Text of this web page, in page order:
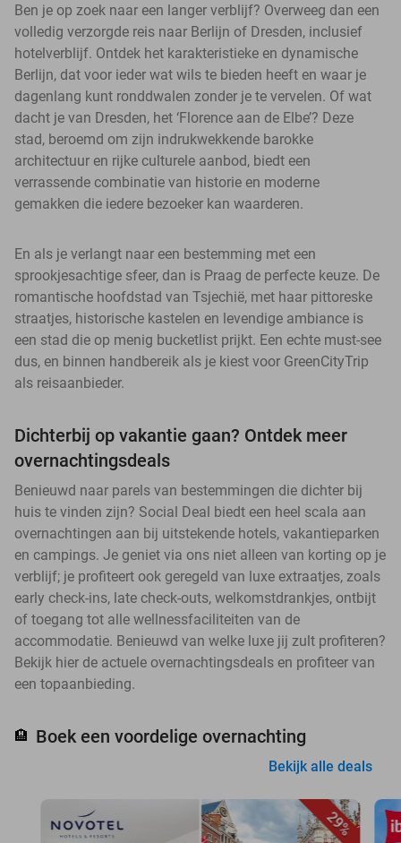
Ben je op zoek naar een langer verblijf? Overweeg dan een
volledig verzorgde reis naar Berlijn of Dresden, inclusief
hotelverblijf. Ontdek het karakteristieke en dynamische
Berlijn, dat voor ieder wat wils te bieden heeft en waar je
dagenlang kunt ronddwalen zonder je te vervelen. Of wat
dacht je van Dresden, het ‘Florence aan de Elbe’? Deze
stad, beroemd om zijn indrukwekkende barokke
architectuur en rijke culturele aanbod, biedt een
verrassende combinatie van historie en moderne
gemakken die iedere bezoeker kan waarderen.
En als je verlangt naar een bestemming met een
sprookjesachtige sfeer, dan is Praag de perfecte keuze. De
romantische hoofdstad van Tsjechië, met haar pittoreske
straatjes, historische kastelen en levendige ambiance is
een stad die op menig bucketlist prijkt. Een echte must-see
dus, en binnen handbereik als je kiest voor GreenCityTrip
als reisaanbieder.
Dichterbij op vakantie gaan? Ontdek meer
overnachtingsdeals
Benieuwd naar parels van bestemmingen die dichter bij
huis te vinden zijn? Social Deal biedt een heel scala aan
overnachtingen aan bij uitstekende hotels, vakantieparken
en campings. Je geniet via ons niet alleen van korting op je
verblijf; je profiteert ook geregeld van luxe extraatjes, zoals
early check-ins, late check-outs, welkomstdrankjes, ontbijt
of toegang tot alle wellnessfaciliteiten van de
accommodatie. Benieuwd van welke luxe jij zult profiteren?
Bekijk hier de actuele overnachtingsdeals en profiteer van
een topaanbieding.
🏨 Boek een voordelige overnachting
Bekijk alle deals
29%